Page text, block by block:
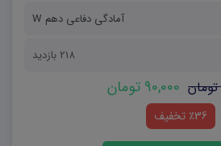
آمادگی دفاعی دهم W
218 بازدید
90,000 تومان
٪36 تخفیف